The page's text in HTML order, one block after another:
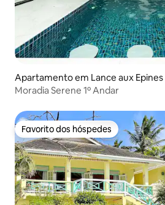
Apartamento em Lance aux Epines
Moradia Serene 1º Andar
Favorito dos hóspedes
Favorito dos hóspedes